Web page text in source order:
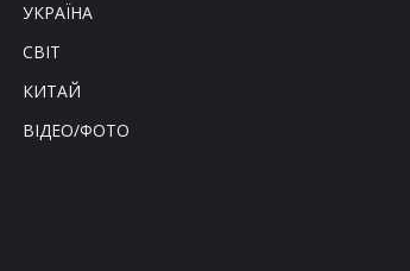
УКРАЇНА
СВІТ
КИТАЙ
ВІДЕО/ФОТО